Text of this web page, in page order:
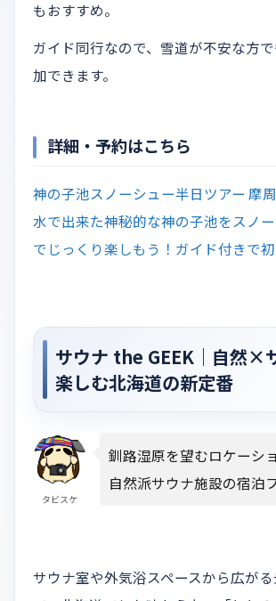
もおすすめ。
ガイド同行なので、雪道が不安な方
加できます。
詳細・予約はこちら
神の子池スノーシュー半日ツアー 摩
水で出来た神秘的な神の子池をスノ
でじっくり楽しもう！ガイド付きで
サウナ the GEEK｜自然×
楽しむ北海道の新定番
タビスケ
釧路湿原を望むロケーシ
自然派サウナ施設の宿泊
サウナ室や外気浴スペースから広が